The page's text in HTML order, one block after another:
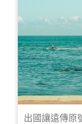
出國讓遠傳原